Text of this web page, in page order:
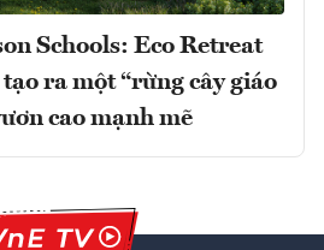
Schools: Eco Retreat
ra một “rừng cây giáo
cao mạnh mẽ